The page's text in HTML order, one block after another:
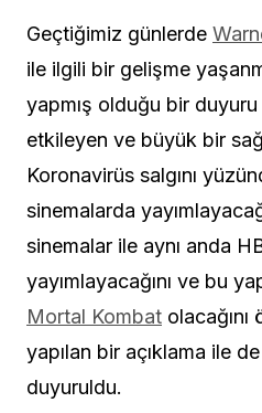
Geçtiğimiz günlerde
ile ilgili bir gelişme
yapmış olduğu bir duyuru
etkileyen ve büyük bir
Koronavirüs salgını
sinemalarda
sinemalar ile aynı anda
yayımlayacağını ve bu
Mortal Kombat
yapılan bir açıklama ile
duyuruldu.